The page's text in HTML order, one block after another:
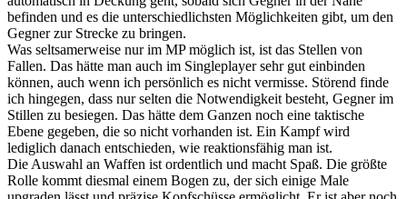
befinden und es die unterschiedlichsten Möglichkeiten gibt, um den
Gegner zur Strecke zu bringen.
Was seltsamerweise nur im MP möglich ist, ist das Stellen von
Fallen. Das hätte man auch im Singleplayer sehr gut einbinden
können, auch wenn ich persönlich es nicht vermisse. Störend finde
ich hingegen, dass nur selten die Notwendigkeit besteht, Gegner im
Stillen zu besiegen. Das hätte dem Ganzen noch eine taktische
Ebene gegeben, die so nicht vorhanden ist. Ein Kampf wird
lediglich danach entschieden, wie reaktionsfähig man ist.
Die Auswahl an Waffen ist ordentlich und macht Spaß. Die größte
Rolle kommt diesmal einem Bogen zu, der sich einige Male